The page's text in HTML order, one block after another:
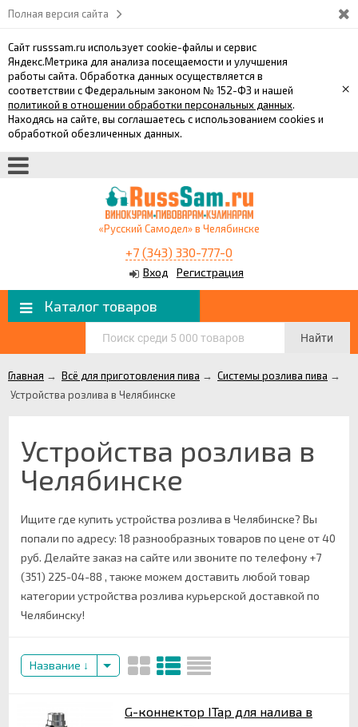
Полная версия сайта
Сайт russsam.ru использует cookie-файлы и сервис
Яндекс.Метрика для анализа посещаемости и улучшения
работы сайта. Обработка данных осуществляется в
соответствии с Федеральным законом № 152-ФЗ и нашей
политикой в отношении обработки персональных данных.
Находясь на сайте, вы соглашаетесь с использованием cookies и
обработкой обезличенных данных.
×
«Русский Самодел» в Челябинске
+7 (343) 330-777-0
Вход Регистрация
Каталог товаров
Найти
Главная → Всё для приготовления пива → Системы розлива пива →
Устройства розлива в Челябинске
Устройства розлива в
Челябинске
Ищите где купить устройства розлива в Челябинске? Вы
попали по адресу: 18 разнообразных товаров по цене от 40
руб. Делайте заказ на сайте или звоните по телефону +7
(351) 225-04-88 , также можем доставить любой товар
категории устройства розлива курьерской доставкой по
Челябинску!
Название
G-коннектор ITap для налива в